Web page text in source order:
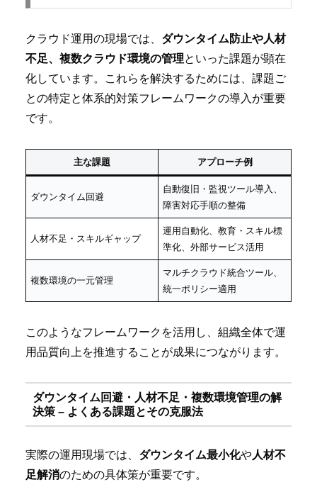
クラウド運用の現場では、 ダウンタイム防止や人材
不足、複数クラウド環境の管理といった課題が顕在
化しています。これらを解決するためには、課題ご
との特定と体系的対策フレームワークの導入が重要
です。
主な課題 アプローチ例
ダウンタイム回避
自動復旧・監視ツール導入、
障害対応手順の整備
人材不足・スキルギャップ
運用自動化、教育・スキル標
準化、外部サービス活用
複数環境の一元管理
マルチクラウド統合ツール、
統一ポリシー適用
このようなフレームワークを活用し、組織全体で運
用品質向上を推進することが成果につながります。
ダウンタイム回避・人材不足・複数環境管理の解
決策 – よくある課題とその克服法
実際の運用現場では、 ダウンタイム最小化や人材不
足解消のための具体策が重要です。